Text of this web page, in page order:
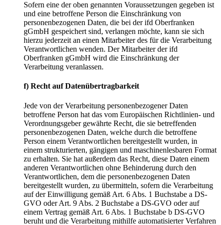
Sofern eine der oben genannten Voraussetzungen gegeben ist
und eine betroffene Person die Einschränkung von
personenbezogenen Daten, die bei der ifd Oberfranken
gGmbH gespeichert sind, verlangen möchte, kann sie sich
hierzu jederzeit an einen Mitarbeiter des für die Verarbeitung
Verantwortlichen wenden. Der Mitarbeiter der ifd
Oberfranken gGmbH wird die Einschränkung der
Verarbeitung veranlassen.
f) Recht auf Datenübertragbarkeit
Jede von der Verarbeitung personenbezogener Daten
betroffene Person hat das vom Europäischen Richtlinien- und
Verordnungsgeber gewährte Recht, die sie betreffenden
personenbezogenen Daten, welche durch die betroffene
Person einem Verantwortlichen bereitgestellt wurden, in
einem strukturierten, gängigen und maschinenlesbaren Format
zu erhalten. Sie hat außerdem das Recht, diese Daten einem
anderen Verantwortlichen ohne Behinderung durch den
Verantwortlichen, dem die personenbezogenen Daten
bereitgestellt wurden, zu übermitteln, sofern die Verarbeitung
auf der Einwilligung gemäß Art. 6 Abs. 1 Buchstabe a DS-
GVO oder Art. 9 Abs. 2 Buchstabe a DS-GVO oder auf
einem Vertrag gemäß Art. 6 Abs. 1 Buchstabe b DS-GVO
beruht und die Verarbeitung mithilfe automatisierter Verfahren